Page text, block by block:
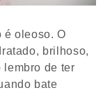
é oleoso. O
brilhoso,
lembro de ter
bate